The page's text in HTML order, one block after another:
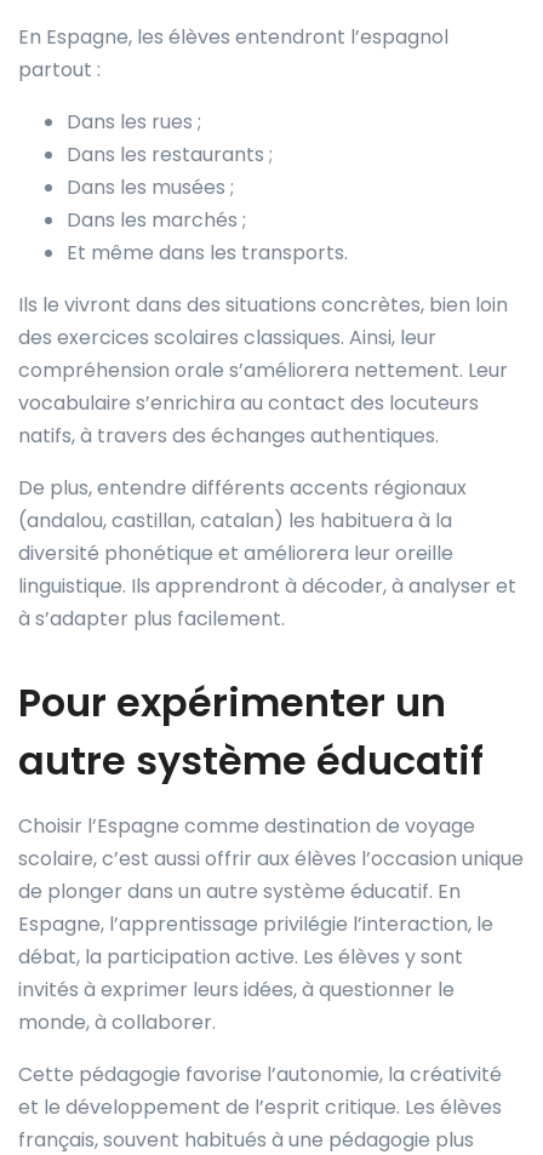
En Espagne, les élèves entendront l’espagnol
partout :
Dans les rues ;
Dans les restaurants ;
Dans les musées ;
Dans les marchés ;
Et même dans les transports.
Ils le vivront dans des situations concrètes, bien loin
des exercices scolaires classiques. Ainsi, leur
compréhension orale s’améliorera nettement. Leur
vocabulaire s’enrichira au contact des locuteurs
natifs, à travers des échanges authentiques.
De plus, entendre différents accents régionaux
(andalou, castillan, catalan) les habituera à la
diversité phonétique et améliorera leur oreille
linguistique. Ils apprendront à décoder, à analyser et
à s’adapter plus facilement.
Pour expérimenter un
autre système éducatif
Choisir l’Espagne comme destination de voyage
scolaire, c’est aussi offrir aux élèves l’occasion unique
de plonger dans un autre système éducatif. En
Espagne, l’apprentissage privilégie l’interaction, le
débat, la participation active. Les élèves y sont
invités à exprimer leurs idées, à questionner le
monde, à collaborer.
Cette pédagogie favorise l’autonomie, la créativité
et le développement de l’esprit critique. Les élèves
français, souvent habitués à une pédagogie plus